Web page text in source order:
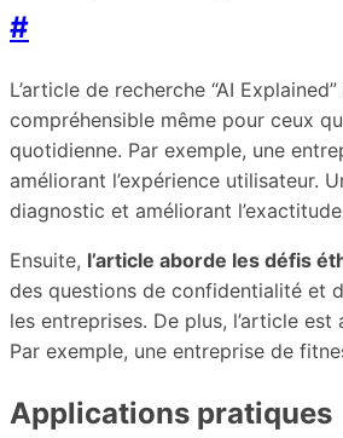
#
L’article de recherche “AI
compréhensible même pour ceux
quotidienne. Par exemple, une
améliorant l’expérience utilisateur.
diagnostic et améliorant
Ensuite, l’article aborde les défis
des questions de confidentialité et
les entreprises. De plus, l’article
Par exemple, une entreprise de
Applications pratiques